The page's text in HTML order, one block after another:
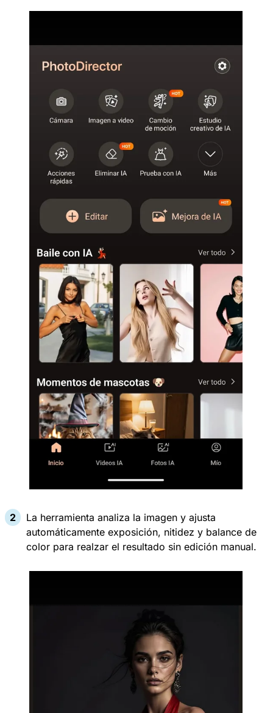
La herramienta analiza la imagen y ajusta
automáticamente exposición, nitidez y balance de
color para realzar el resultado sin edición manual.